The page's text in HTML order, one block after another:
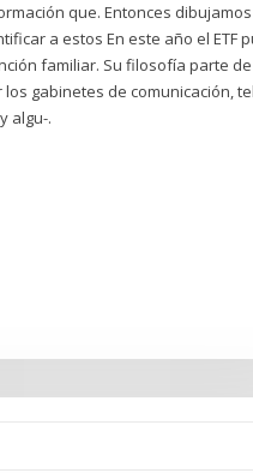
que. Entonces
a estos En este año el ETF
familiar. Su filosofía parte
gabinetes de comunicación,
algu-.